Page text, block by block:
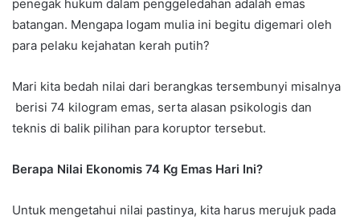
penegak hukum dalam penggeledahan adalah emas
batangan. Mengapa logam mulia ini begitu digemari oleh
para pelaku kejahatan kerah putih?
Mari kita bedah nilai dari berangkas tersembunyi misalnya
berisi 74 kilogram emas, serta alasan psikologis dan
teknis di balik pilihan para koruptor tersebut.
Berapa Nilai Ekonomis 74 Kg Emas Hari Ini?
Untuk mengetahui nilai pastinya, kita harus merujuk pada